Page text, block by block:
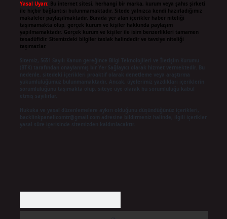
Yasal Uyarı: Bu internet sitesi, herhangi bir marka, kurum veya şahıs şirketi
ile hiçbir bağlantısı bulunmamaktadır. Sitede yalnızca kendi hazırladığımız
makaleler paylaşılmaktadır. Burada yer alan içerikler haber niteliği
taşımamakta olup, gerçek kurum ve kişiler hakkında paylaşım
yapılmamaktadır. Gerçek kurum ve kişiler ile isim benzerlikleri tamamen
tesadüfidir. Sitemizdeki bilgiler taslak halindedir ve tavsiye niteliği
taşımazlar.
Sitemiz, 5651 Sayılı Kanun gereğince Bilgi Teknolojileri ve İletişim Kurumu
(BTK) tarafından onaylanmış bir Yer Sağlayıcı olarak hizmet vermektedir. Bu
nedenle, sitedeki içerikleri proaktif olarak denetleme veya araştırma
yükümlülüğümüz bulunmamaktadır. Ancak, üyelerimiz yazdıkları içeriklerin
Hukuka ve yasal düzenlemelere aykırı olduğunu düşündüğünüz içerikleri,